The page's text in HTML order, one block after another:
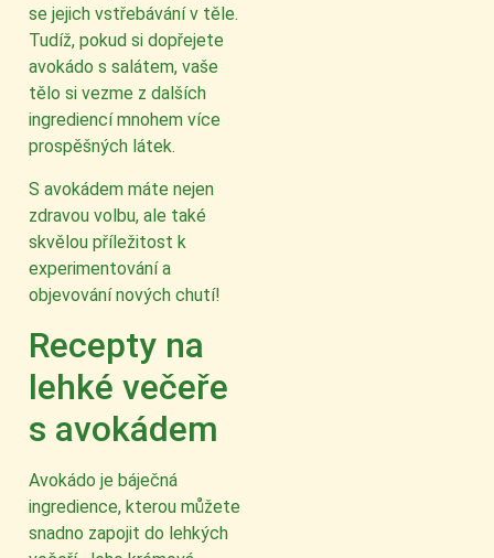
se jejich vstřebávání v těle.
Tudíž, pokud si dopřejete
avokádo s salátem, vaše
tělo si vezme z dalších
ingrediencí mnohem více
prospěšných látek.
S avokádem máte nejen
zdravou volbu, ale také
skvělou příležitost k
experimentování a
objevování nových chutí!
Recepty na
lehké večeře
s avokádem
Avokádo je báječná
ingredience, kterou můžete
snadno zapojit do lehkých